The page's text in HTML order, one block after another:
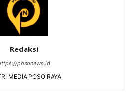
Redaksi
posonews.id
MEDIA POSO RAYA